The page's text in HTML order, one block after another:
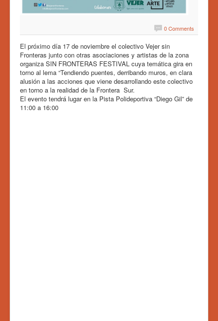
0 Comments
El próximo día 17 de noviembre el colectivo Vejer sin
Fronteras junto con otras asociaciones y artistas de la zona
organiza SIN FRONTERAS FESTIVAL cuya temática gira en
torno al lema “Tendiendo puentes, derribando muros, en clara
alusión a las acciones que viene desarrollando este colectivo
en torno a la realidad de la Frontera Sur.
El evento tendrá lugar en la Pista Polideportiva “Diego Gil” de
11:00 a 16:00